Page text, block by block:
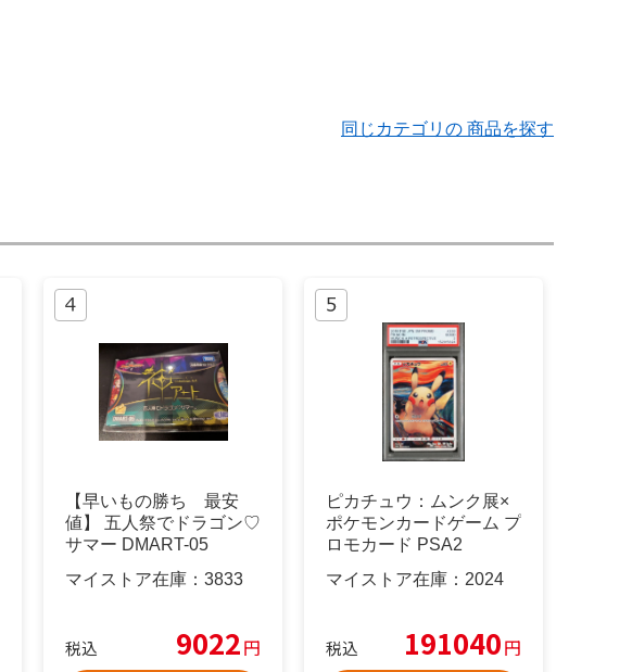
同じカテゴリの 商品を探す
【早いもの勝ち 最安
値】 五人祭でドラゴン♡
サマー DMART-05
マイストア在庫： 3833
税込 9022円
ピカチュウ：ムンク展×
ポケモンカードゲーム プ
ロモカード PSA2
マイストア在庫： 2024
税込 191040円